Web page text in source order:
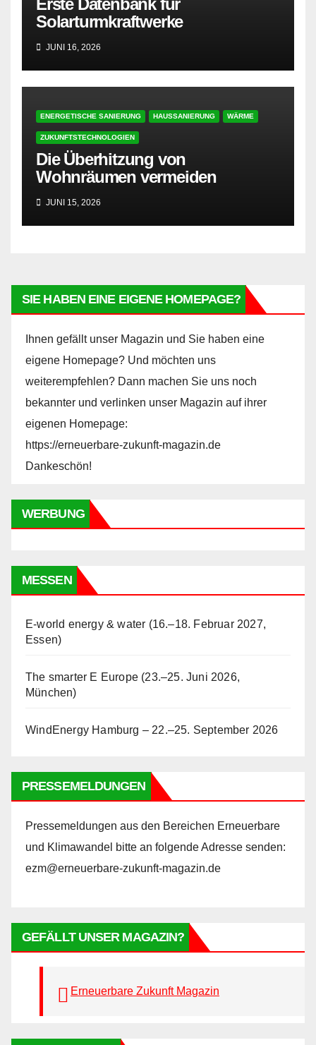
Erste Datenbank für
Solarturmkraftwerke
JUNI 16, 2026
ENERGETISCHE SANIERUNG HAUSSANIERUNG WÄRME
ZUKUNFTSTECHNOLOGIEN
Die Überhitzung von
Wohnräumen vermeiden
JUNI 15, 2026
SIE HABEN EINE EIGENE HOMEPAGE?
Ihnen gefällt unser Magazin und Sie haben eine
eigene Homepage? Und möchten uns
weiterempfehlen? Dann machen Sie uns noch
bekannter und verlinken unser Magazin auf ihrer
eigenen Homepage:
https://erneuerbare-zukunft-magazin.de
Dankeschön!
WERBUNG
MESSEN
E-world energy & water (16.–18. Februar 2027,
Essen)
The smarter E Europe (23.–25. Juni 2026,
München)
WindEnergy Hamburg – 22.–25. September 2026
PRESSEMELDUNGEN
Pressemeldungen aus den Bereichen Erneuerbare
und Klimawandel bitte an folgende Adresse senden:
ezm@erneuerbare-zukunft-magazin.de
GEFÄLLT UNSER MAGAZIN?
Erneuerbare Zukunft Magazin